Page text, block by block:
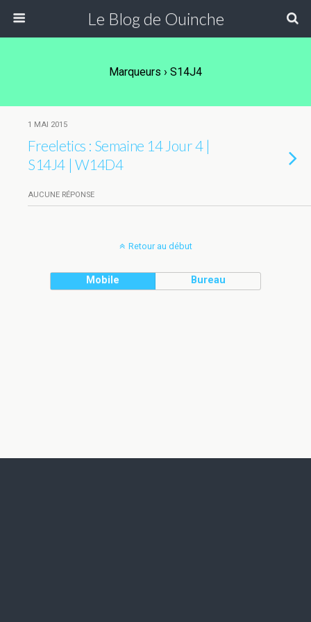
Le Blog de Ouinche
Marqueurs › S14J4
1 MAI 2015
Freeletics : Semaine 14 Jour 4 |
S14J4 | W14D4
AUCUNE RÉPONSE
Retour au début
Mobile Bureau